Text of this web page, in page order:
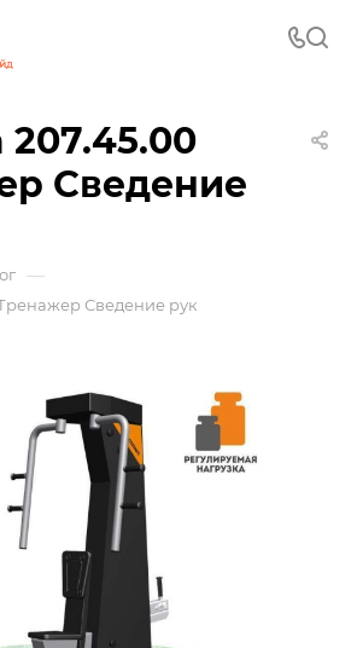
207.45.00
Сведение
—
Сведение рук